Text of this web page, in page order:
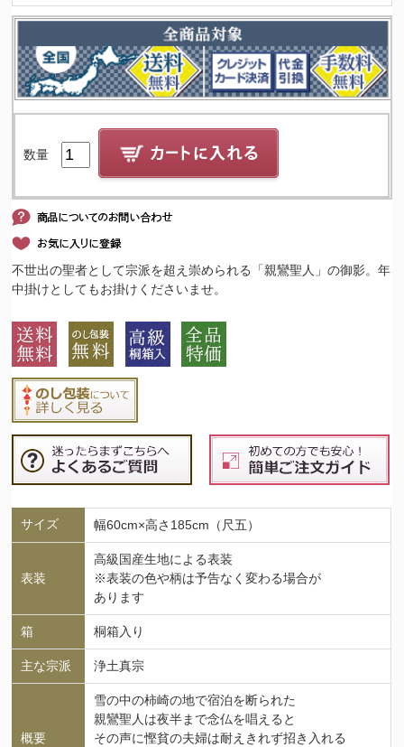
数量
不世出の聖者として宗派を超え崇められる「親鸞聖人」の御影。年
中掛けとしてもお掛けくださいませ。
サイズ 幅60cm×高さ185cm（尺五）
表装
高級国産生地による表装
※表装の色や柄は予告なく変わる場合が
あります
箱 桐箱入り
主な宗派 浄土真宗
概要
雪の中の柿崎の地で宿泊を断られた
親鸞聖人は夜半まで念仏を唱えると
その声に慳貧の夫婦は耐えきれず招き入れる